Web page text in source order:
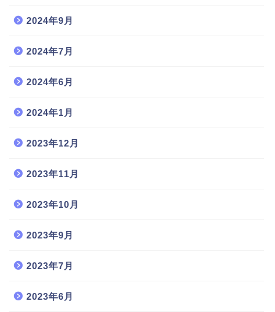
2024年9月
2024年7月
2024年6月
2024年1月
2023年12月
2023年11月
2023年10月
2023年9月
2023年7月
2023年6月